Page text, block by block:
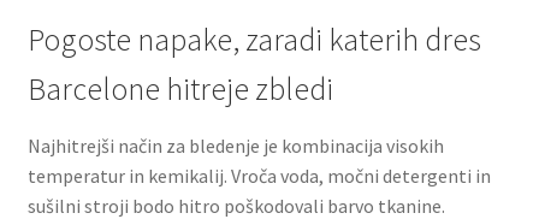
Pogoste napake, zaradi katerih dres
Barcelone hitreje zbledi
Najhitrejši način za bledenje je kombinacija visokih
temperatur in kemikalij. Vroča voda, močni detergenti in
sušilni stroji bodo hitro poškodovali barvo tkanine.